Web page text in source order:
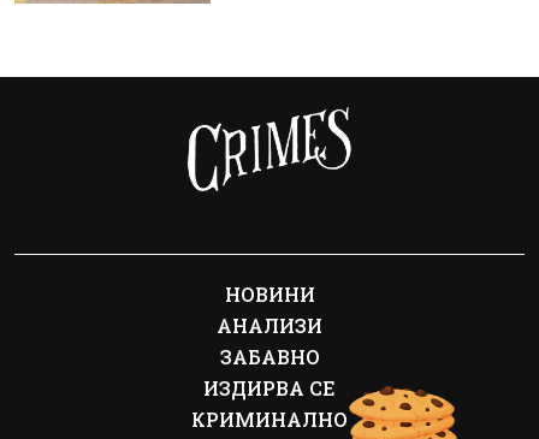
НОВИНИ
АНАЛИЗИ
ЗАБАВНО
ИЗДИРВА СЕ
КРИМИНАЛНО